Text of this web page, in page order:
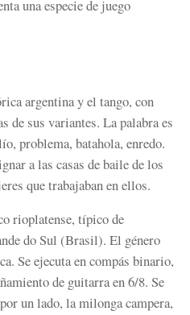
una especie de juego
argentina y el tango, con
de sus variantes. La palabra es
problema, batahola, enredo.
a las casas de baile de los
que trabajaban en ellos.
rioplatense, típico de
do Sul (Brasil). El género
Se ejecuta en compás binario,
de guitarra en 6/8. Se
un lado, la milonga campera,